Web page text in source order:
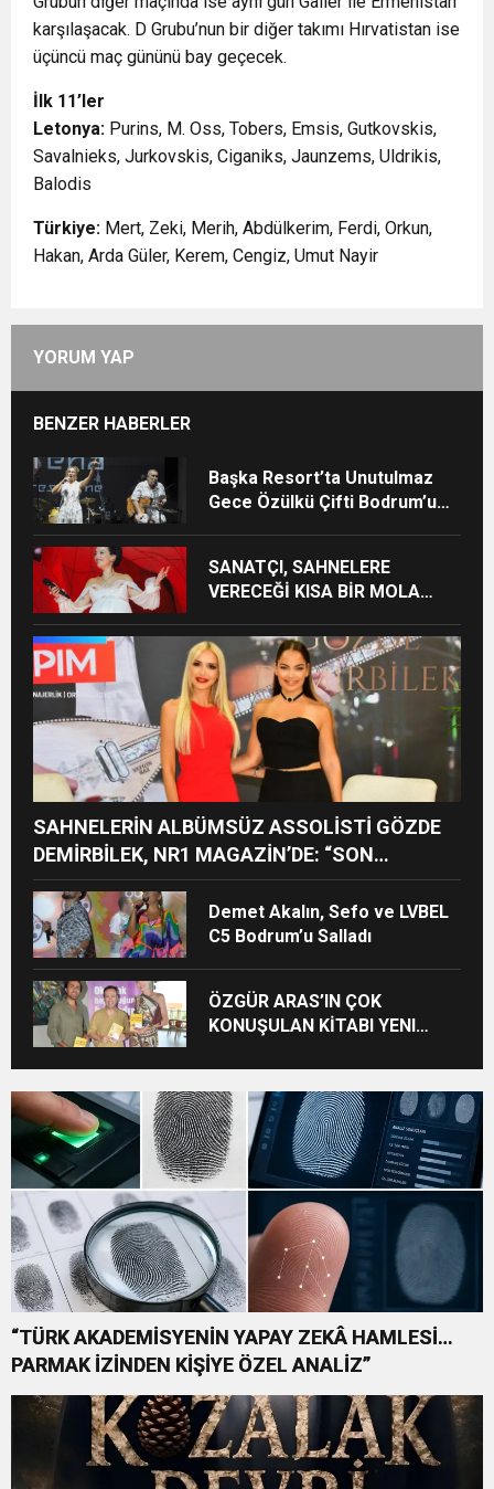
karşılaşacak. D Grubu’nun bir diğer takımı Hırvatistan ise
üçüncü maç gününü bay geçecek.
İlk 11’ler
Letonya: Purins, M. Oss, Tobers, Emsis, Gutkovskis,
Savalnieks, Jurkovskis, Ciganiks, Jaunzems, Uldrikis,
Balodis
Türkiye: Mert, Zeki, Merih, Abdülkerim, Ferdi, Orkun,
Hakan, Arda Güler, Kerem, Cengiz, Umut Nayir
YORUM YAP
BENZER HABERLER
Başka Resort’ta Unutulmaz
Gece Özülkü Çifti Bodrum’u
SANATÇI, SAHNELERE
VERECEĞİ KISA BİR MOLA
KEZ HARBİYE’DE OLACAK!
SAHNELERİN ALBÜMSÜZ ASSOLİSTİ GÖZDE
DEMİRBİLEK, NR1 MAGAZİN’DE: “SON
ASSOLİST OLARAK VAR OLACAĞIM!”
Demet Akalın, Sefo ve LVBEL
C5 Bodrum’u Salladı
ÖZGÜR ARAS’IN ÇOK
KONUŞULAN KİTABI YENI
COLLECTION BODRUM’DA
KUTLADI
“TÜRK AKADEMİSYENİN YAPAY ZEKÂ HAMLESİ…
PARMAK İZİNDEN KİŞİYE ÖZEL ANALİZ”